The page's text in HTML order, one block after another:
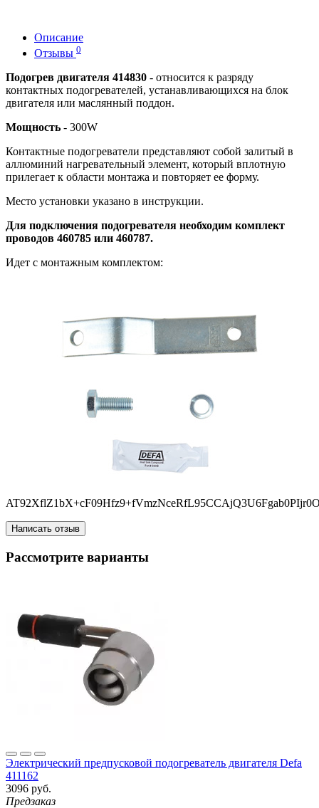
Описание
Отзывы 0
Подогрев двигателя 414830 - относится к разряду
контактных подогревателей, устанавливающихся на блок
двигателя или маслянный поддон.
Мощность - 300W
Контактные подогреватели представляют собой залитый в
аллюминий нагревательный элемент, который вплотную
прилегает к области монтажа и повторяет ее форму.
Место установки указано в инструкции.
Для подключения подогревателя необходим комплект
проводов 460785 или 460787.
Идет с монтажным комплектом:
Написать отзыв
Рассмотрите варианты
Электрический предпусковой подогреватель двигателя Defa
411162
3096 руб.
Предзаказ